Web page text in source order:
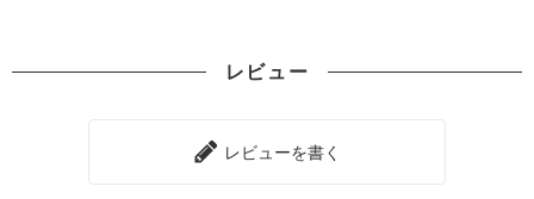
レビュー
レビューを書く